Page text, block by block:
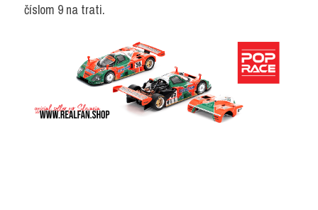
číslom 9 na trati.